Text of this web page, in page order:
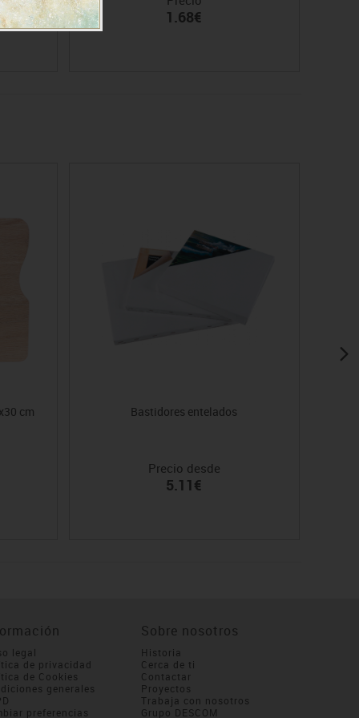
1.68€
cm Bastidores entelados
Precio desde
5.11€
legal
de privacidad
de Cookies
generales
preferencias
Sobre nosotros
Historia
Cerca de ti
Contactar
Proyectos
Trabaja con nosotros
Grupo DESCOM